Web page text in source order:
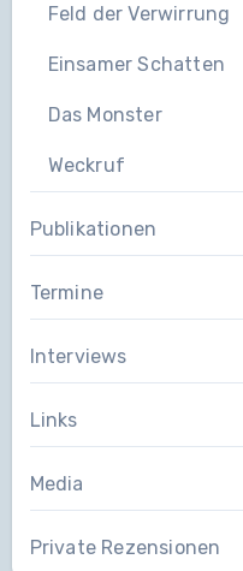
Feld der Verwirrung
Einsamer Schatten
Das Monster
Weckruf
Publikationen
Termine
Interviews
Links
Media
Private Rezensionen